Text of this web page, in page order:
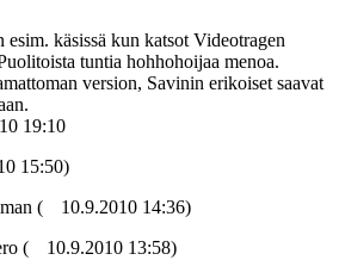
käsissä kun katsot Videotragen
tuntia hohhohoijaa menoa.
version, Savinin erikoiset saavat
19:10
15:50)
(
10.9.2010 14:36)
(
10.9.2010 13:58)